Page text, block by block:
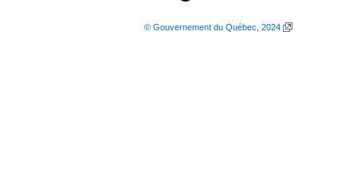
© Gouvernement du Québec, 2024